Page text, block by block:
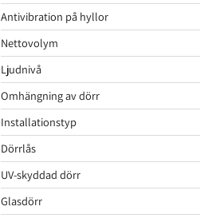
Antivibration på hyllor
Nettovolym
Ljudnivå
Omhängning av dörr
Installationstyp
Dörrlås
UV-skyddad dörr
Glasdörr